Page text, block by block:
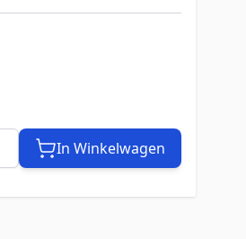
In Winkelwagen